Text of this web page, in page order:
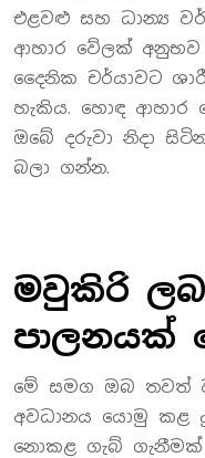
එළවළු සහ ධාන්‍ය
ආහාර වේලක්
දෛනික චර්යාවට
හැකිය. හොඳ ආහාර
ඔබේ දරුවා නිදා
බලා ගන්න.
මවුකිරි
පාලනයක්
මේ සමග ඔබ තවත්
අවධානය යොමු කළ
නොකළ ගැබ්